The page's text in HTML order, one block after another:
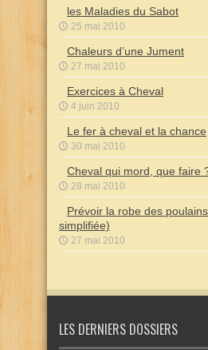
les Maladies du Sabot
25 mai 2010
Chaleurs d’une Jument
27 mai 2010
Exercices à Cheval
4 juin 2010
Le fer à cheval et la chance
30 mai 2010
Cheval qui mord, que faire
28 mai 2010
Prévoir la robe des
simplifiée)
27 mai 2010
LES DERNIERS DOSSIERS